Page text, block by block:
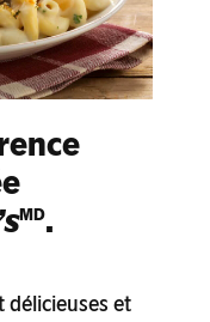
MD.
délicieuses et